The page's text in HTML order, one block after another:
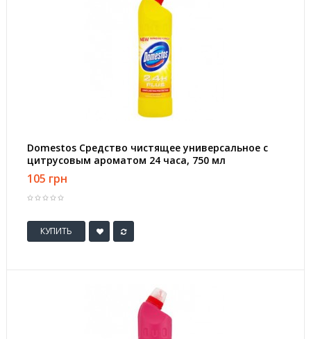
Domestos Средство чистящее универсальное с
цитрусовым ароматом 24 часа, 750 мл
105 грн
КУПИТЬ